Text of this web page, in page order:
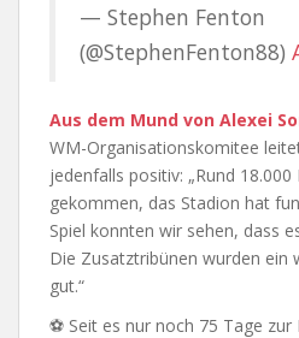
— Stephen Fenton
(@StephenFenton88)
Aus dem Mund von Alexei
WM-Organisationskomitee
jedenfalls positiv: „Rund
gekommen, das Stadion hat
Spiel konnten wir sehen, dass
Die Zusatztribünen wurden ein
gut.“
⚽ Seit es nur noch 75 Tage zur